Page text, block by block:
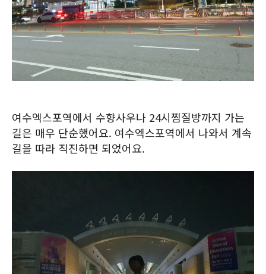
여수엑스포역에서 수향사우나 24시찜질방까지 가는
길은 매우 단순했어요. 여수엑스포역에서 나와서 계속
길을 따라 직진하면 되었어요.